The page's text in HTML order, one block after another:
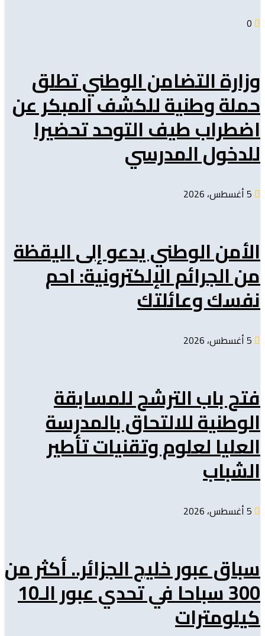
وزارة التضامن الوطني تطلق
حملة وطنية للكشف المبكر عن
اضطراب طيف التوحد تحضيرا
للدخول المدرسي
الأمن الوطني يدعو إلى اليقظة
من الجرائم الإلكترونية: احم
نفسك وعائلتك
فتح باب الترشح للمسابقة
الوطنية للالتحاق بالمدرسة
العليا لعلوم وتقنيات تأطير
الشباب
سباق عبور خليج الجزائر.. أكثر من
300 سباحا في تحدي عبور الـ10
كيلومترات